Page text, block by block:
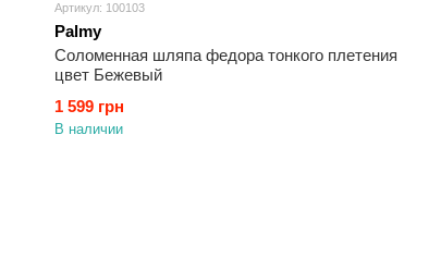
Артикул: 100103
Palmy
Соломенная шляпа федора тонкого плетения
цвет Бежевый
1 599 грн
В наличии